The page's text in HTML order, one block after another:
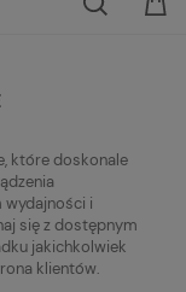
które doskonale
wydajności i
się z dostępnym
jakichkolwiek
klientów.